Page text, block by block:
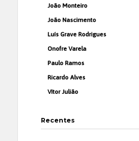
João Monteiro
João Nascimento
Luís Grave Rodrigues
Onofre Varela
Paulo Ramos
Ricardo Alves
Vítor Julião
Recentes